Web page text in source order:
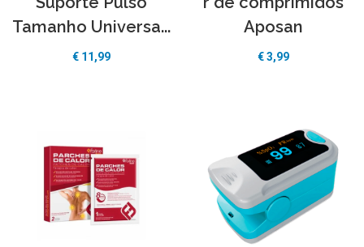
Tamanho Universa...
€ 11,99
Aposan
€ 3,99